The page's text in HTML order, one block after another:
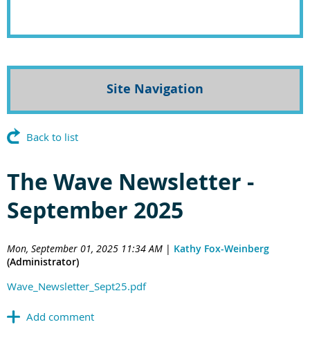
Site Navigation
Back to list
The Wave Newsletter -
September 2025
Mon, September 01, 2025 11:34 AM | Kathy Fox-Weinberg
(Administrator)
Wave_Newsletter_Sept25.pdf